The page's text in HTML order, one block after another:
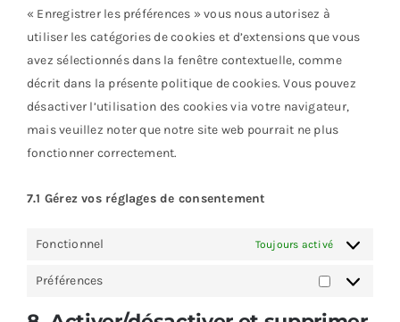
« Enregistrer les préférences » vous nous autorisez à
utiliser les catégories de cookies et d’extensions que vous
avez sélectionnés dans la fenêtre contextuelle, comme
décrit dans la présente politique de cookies. Vous pouvez
désactiver l’utilisation des cookies via votre navigateur,
mais veuillez noter que notre site web pourrait ne plus
fonctionner correctement.
7.1 Gérez vos réglages de consentement
Fonctionnel Toujours activé
Préférences
Préférences